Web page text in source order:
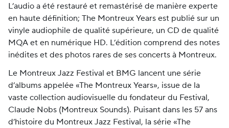
L’audio a été restauré et remastérisé de manière experte
en haute définition; The Montreux Years est publié sur un
vinyle audiophile de qualité supérieure, un CD de qualité
MQA et en numérique HD. L’édition comprend des notes
inédites et des photos rares de ses concerts à Montreux.
Le Montreux Jazz Festival et BMG lancent une série
d’albums appelée «The Montreux Years», issue de la
vaste collection audiovisuelle du fondateur du Festival,
Claude Nobs (Montreux Sounds). Puisant dans les 57 ans
d’histoire du Montreux Jazz Festival, la série «The